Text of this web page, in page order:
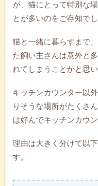
が、猫にとって特別な
とが多いのをご存知で
猫と一緒に暮らすまで
た飼い主さんは意外と
れてしまうことかと思い
キッチンカウンター以
りそうな場所がたくさ
は好んでキッチンカウ
理由は大きく分けて以
す。